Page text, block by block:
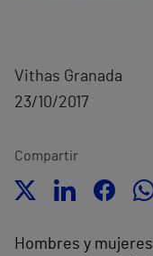
Vithas Granada
23/10/2017
Compartir
Hombres y